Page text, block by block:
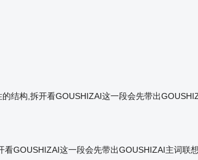
结构,拆开看GOUSHIZAI这一段会先带出
GOUSHIZAI这一段会先带出GOUSHIZAI主词联